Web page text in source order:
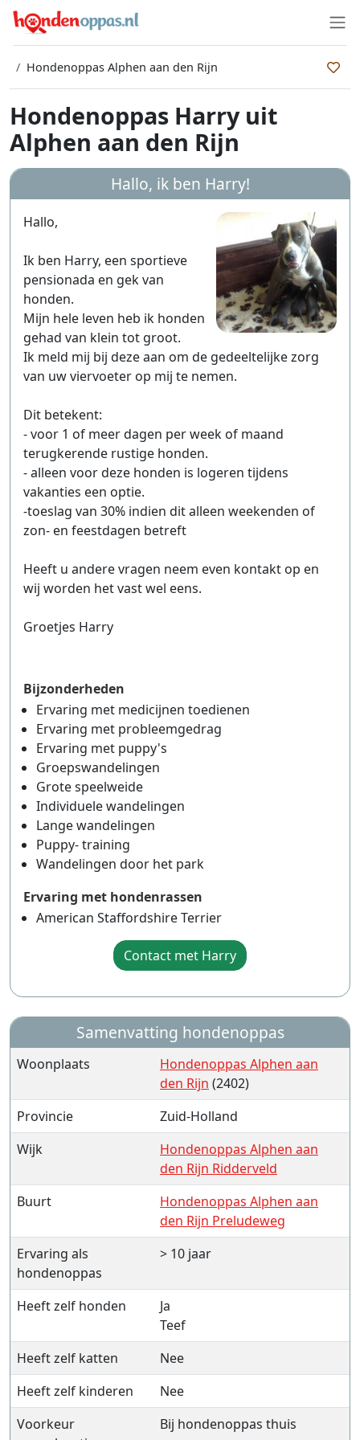
Hondenoppas Alphen aan den Rijn
Hondenoppas Harry uit
Alphen aan den Rijn
Hallo, ik ben Harry!
Hallo,
Ik ben Harry, een sportieve
pensionada en gek van
honden.
Mijn hele leven heb ik honden
gehad van klein tot groot.
Ik meld mij bij deze aan om de gedeeltelijke zorg
van uw viervoeter op mij te nemen.
Dit betekent:
- voor 1 of meer dagen per week of maand
terugkerende rustige honden.
- alleen voor deze honden is logeren tijdens
vakanties een optie.
-toeslag van 30% indien dit alleen weekenden of
zon- en feestdagen betreft
Heeft u andere vragen neem even kontakt op en
wij worden het vast wel eens.
Groetjes Harry
Bijzonderheden
Ervaring met medicijnen toedienen
Ervaring met probleemgedrag
Ervaring met puppy's
Groepswandelingen
Grote speelweide
Individuele wandelingen
Lange wandelingen
Puppy- training
Wandelingen door het park
Ervaring met hondenrassen
American Staffordshire Terrier
Contact met Harry
Samenvatting hondenoppas
Woonplaats
Hondenoppas Alphen aan
den Rijn (2402)
Provincie
Zuid-Holland
Wijk
Hondenoppas Alphen aan
den Rijn Ridderveld
Buurt
Hondenoppas Alphen aan
den Rijn Preludeweg
Ervaring als
hondenoppas
> 10 jaar
Heeft zelf honden
Ja
Teef
Heeft zelf katten
Nee
Heeft zelf kinderen
Nee
Voorkeur
Bij hondenoppas thuis